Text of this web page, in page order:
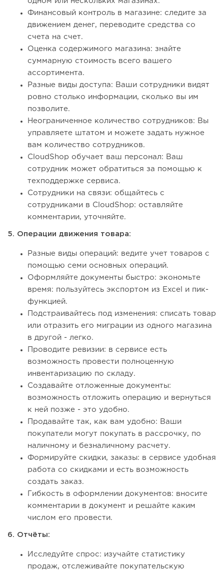
Финансовый контроль в магазине: следите за
движением денег, переводите средства со
счета на счет.
Оценка содержимого магазина: знайте
суммарную стоимость всего вашего
ассортимента.
Разные виды доступа: Ваши сотрудники видят
ровно столько информации, сколько вы им
позволите.
Неограниченное количество сотрудников: Вы
управляете штатом и можете задать нужное
вам количество сотрудников.
CloudShop обучает ваш персонал: Ваш
сотрудник может обратиться за помощью к
техподдержке сервиса.
Сотрудники на связи: общайтесь с
сотрудниками в CloudShop: оставляйте
комментарии, уточняйте.
5. Операции движения товара:
Разные виды операций: ведите учет товаров с
помощью семи основных операций.
Оформляйте документы быстро: экономьте
время: пользуйтесь экспортом из Excel и пик-
функцией.
Подстраивайтесь под изменения: списать товар
или отразить его миграции из одного магазина
в другой - легко.
Проводите ревизии: в сервисе есть
возможность провести полноценную
инвентаризацию по складу.
Создавайте отложенные документы:
возможность отложить операцию и вернуться
к ней позже - это удобно.
Продавайте так, как вам удобно: Ваши
покупатели могут покупать в рассрочку, по
наличному и безналичному расчету.
Формируйте скидки, заказы: в сервисе удобная
работа со скидками и есть возможность
создать заказ.
Гибкость в оформлении документов: вносите
комментарии в документ и решайте каким
числом его провести.
6. Отчёты:
Исследуйте спрос: изучайте статистику
продаж, отслеживайте покупательскую